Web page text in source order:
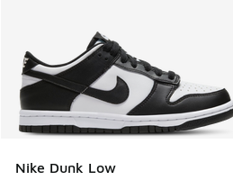
Nike Dunk Low